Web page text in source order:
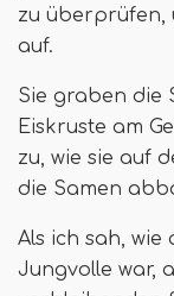
zu überprüfen,
auf.
Sie graben die
Eiskruste am
zu, wie sie auf
die Samen
Als ich sah,
Jungvolle war,